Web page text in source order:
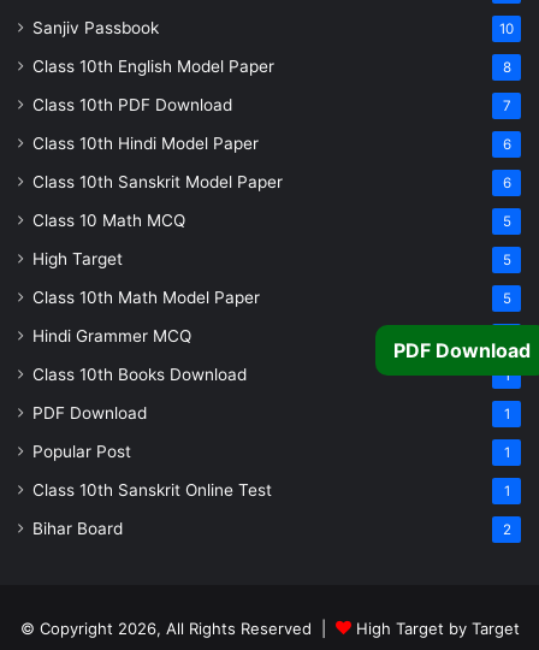
Sanjiv Passbook 10
Class 10th English Model Paper 8
Class 10th PDF Download 7
Class 10th Hindi Model Paper 6
Class 10th Sanskrit Model Paper 6
Class 10 Math MCQ 5
High Target 5
Class 10th Math Model Paper 5
Hindi Grammer MCQ
Class 10th Books Download 1
PDF Download 1
Popular Post 1
Class 10th Sanskrit Online Test 1
Bihar Board 2
© Copyright 2026, All Rights Reserved | High Target by Target
PDF Download